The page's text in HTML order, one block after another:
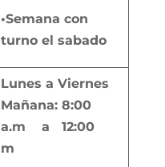
•Semana con
turno el sabado
Lunes a Viernes
Mañana: 8:00
a.m a 12:00
m